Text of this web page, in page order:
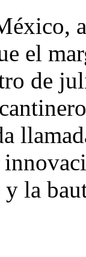
el
de
la